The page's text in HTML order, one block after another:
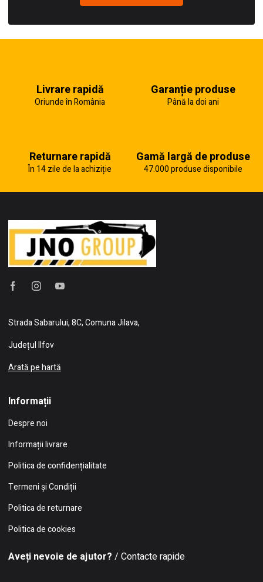
Livrare rapidă
Oriunde în România
Garanție produse
Până la doi ani
Returnare rapidă
În 14 zile de la achiziție
Gamă largă de produse
47.000 produse disponibile
Strada Sabarului, 8C, Comuna Jilava,
Județul Ilfov
Arată pe hartă
Informații
Despre noi
Informații livrare
Politica de confidențialitate
Termeni și Condiții
Politica de returnare
Politica de cookies
Aveți nevoie de ajutor? / Contacte rapide